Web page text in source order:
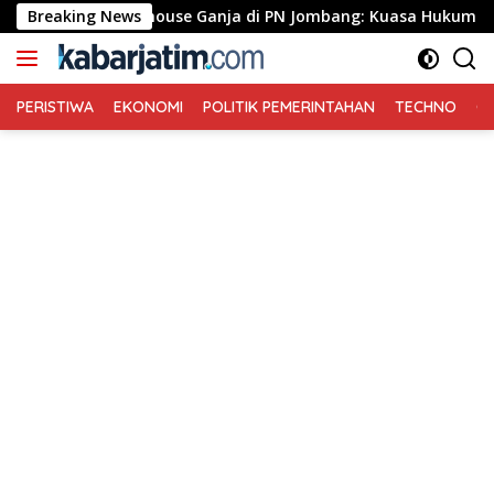
Langsung
ke
konten
Breaking News
Greenhouse Ganja di PN Jombang: Kuasa Hukum Minta
PERISTIWA EKONOMI POLITIK PEMERINTAHAN TECHNO